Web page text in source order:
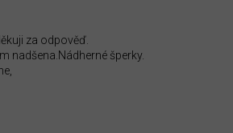
za odpověď.
nadšena.Nádherné šperky.